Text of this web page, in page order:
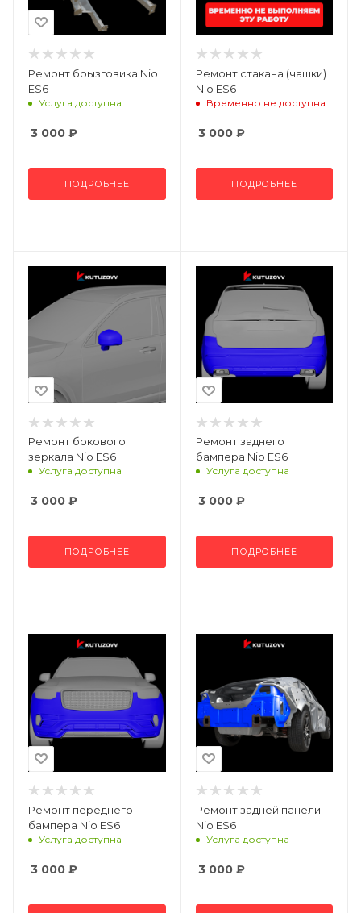
Ремонт брызговика Nio
ES6
Услуга доступна
3 000 ₽
ПОДРОБНЕЕ
Ремонт стакана (чашки)
Nio ES6
Временно не доступна
3 000₽
ПОДРОБНЕЕ
Ремонт бокового
зеркала Nio ES6
Услуга доступна
3 000 ₽
ПОДРОБНЕЕ
Ремонт заднего
бампера Nio ES6
Услуга доступна
3 000₽
ПОДРОБНЕЕ
Ремонт переднего
бампера Nio ES6
Услуга доступна
3 000 ₽
Ремонт задней панели
Nio ES6
Услуга доступна
3 000₽